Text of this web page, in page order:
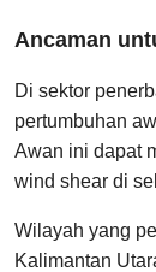
Ancaman
Di sektor
pertumbuhan
Awan ini dapat
wind shear di
Wilayah yang
Kalimantan